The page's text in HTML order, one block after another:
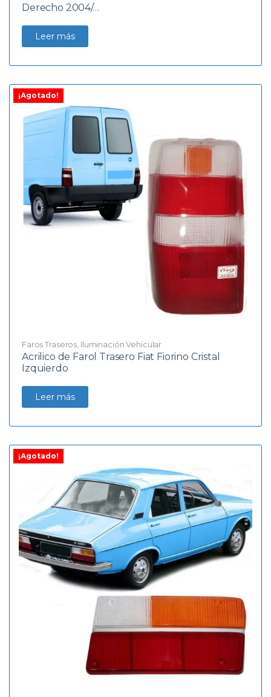
Derecho 2004/…
Leer más
¡Agotado!
Faros Traseros Iluminación Vehicular
Acrilico de Farol Trasero Fiat Fiorino Cristal
Izquierdo
Leer más
¡Agotado!